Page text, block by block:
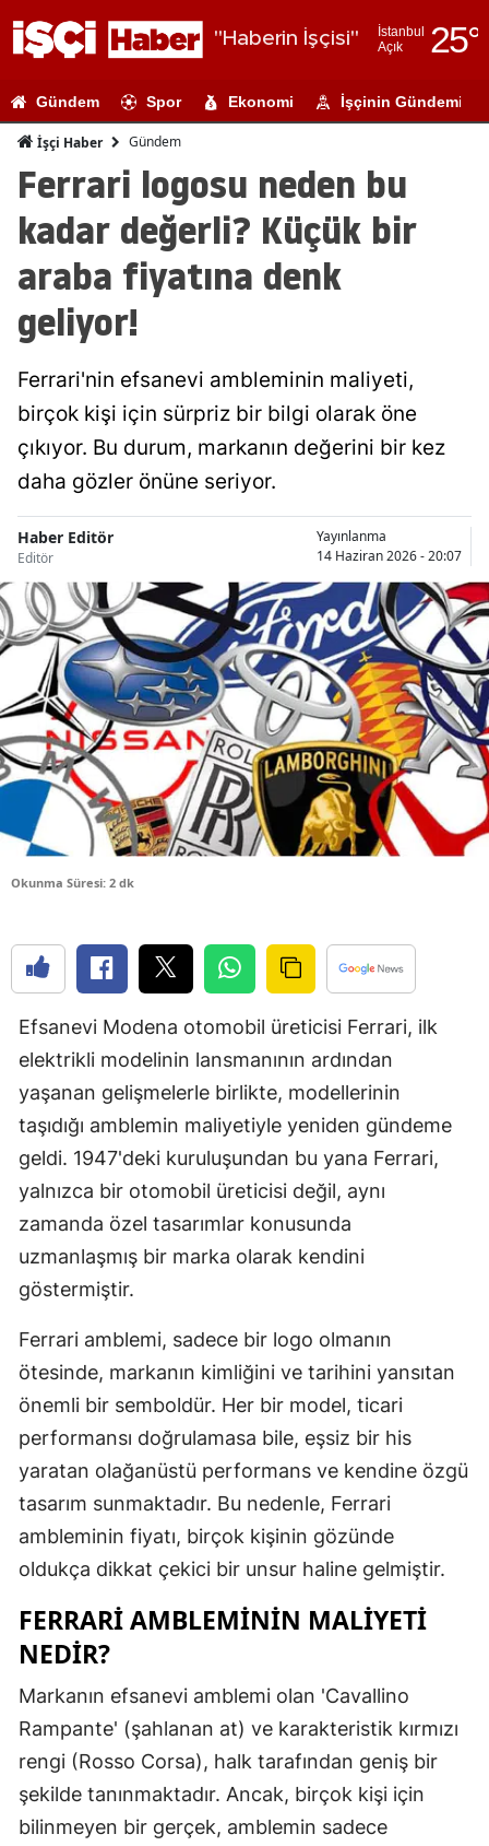
"Haberin İşçisi"
İstanbul
Açık
25°
Adıyaman
Ağrı
Amasya
Artvin
Aydın
Bilecik
Bingöl
Bitlis
Bolu
Burdur
Bursa
Çanakkale
Çankırı
Diyarbakır
Erzurum
Hakkari
Hatay
Kars
Kayseri
Kırklareli
Kırşehir
Gündem Spor Ekonomi İşçinin Gündemi
İşçi Haber Gündem
Ferrari logosu neden bu
kadar değerli? Küçük bir
araba fiyatına denk
geliyor!
Ferrari'nin efsanevi ambleminin maliyeti,
birçok kişi için sürpriz bir bilgi olarak öne
çıkıyor. Bu durum, markanın değerini bir kez
daha gözler önüne seriyor.
Haber Editör
Editör
Yayınlanma
14 Haziran 2026 - 20:07
Okunma Süresi: 2 dk
Efsanevi Modena otomobil üreticisi Ferrari, ilk
elektrikli modelinin lansmanının ardından
yaşanan gelişmelerle birlikte, modellerinin
taşıdığı amblemin maliyetiyle yeniden gündeme
geldi. 1947'deki kuruluşundan bu yana Ferrari,
yalnızca bir otomobil üreticisi değil, aynı
zamanda özel tasarımlar konusunda
uzmanlaşmış bir marka olarak kendini
göstermiştir.
Ferrari amblemi, sadece bir logo olmanın
ötesinde, markanın kimliğini ve tarihini yansıtan
önemli bir semboldür. Her bir model, ticari
performansı doğrulamasa bile, eşsiz bir his
yaratan olağanüstü performans ve kendine özgü
tasarım sunmaktadır. Bu nedenle, Ferrari
ambleminin fiyatı, birçok kişinin gözünde
oldukça dikkat çekici bir unsur haline gelmiştir.
FERRARI AMBLEMININ MALIYETI
NEDIR?
Markanın efsanevi amblemi olan 'Cavallino
Rampante' (şahlanan at) ve karakteristik kırmızı
rengi (Rosso Corsa), halk tarafından geniş bir
şekilde tanınmaktadır. Ancak, birçok kişi için
bilinmeyen bir gerçek, amblemin sadece